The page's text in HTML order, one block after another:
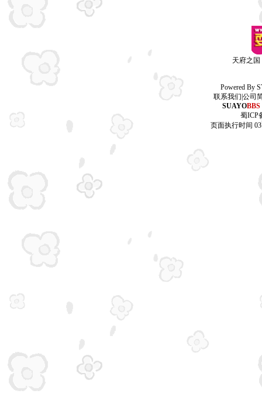
天府之
Powered By
联系我们 公司
SUAYOBBS
蜀ICP
页面执行时间